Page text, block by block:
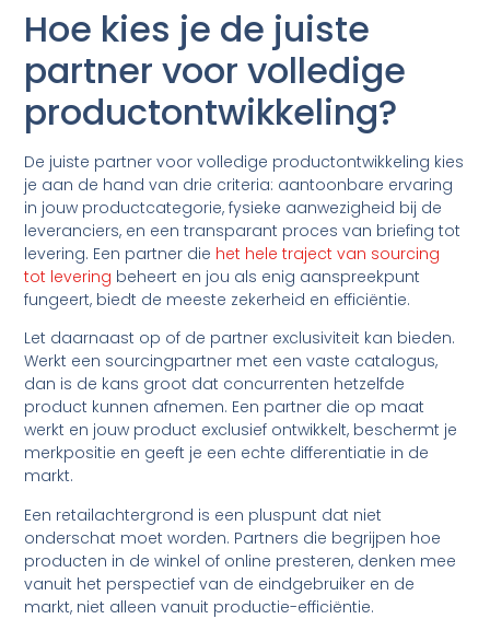
Hoe kies je de juiste
partner voor volledige
productontwikkeling?
De juiste partner voor volledige productontwikkeling kies
je aan de hand van drie criteria: aantoonbare ervaring
in jouw productcategorie, fysieke aanwezigheid bij de
leveranciers, en een transparant proces van briefing tot
levering. Een partner die het hele traject van sourcing
tot levering beheert en jou als enig aanspreekpunt
fungeert, biedt de meeste zekerheid en efficiëntie.
Let daarnaast op of de partner exclusiviteit kan bieden.
Werkt een sourcingpartner met een vaste catalogus,
dan is de kans groot dat concurrenten hetzelfde
product kunnen afnemen. Een partner die op maat
werkt en jouw product exclusief ontwikkelt, beschermt je
merkpositie en geeft je een echte differentiatie in de
markt.
Een retailachtergrond is een pluspunt dat niet
onderschat moet worden. Partners die begrijpen hoe
producten in de winkel of online presteren, denken mee
vanuit het perspectief van de eindgebruiker en de
markt, niet alleen vanuit productie-efficiëntie.